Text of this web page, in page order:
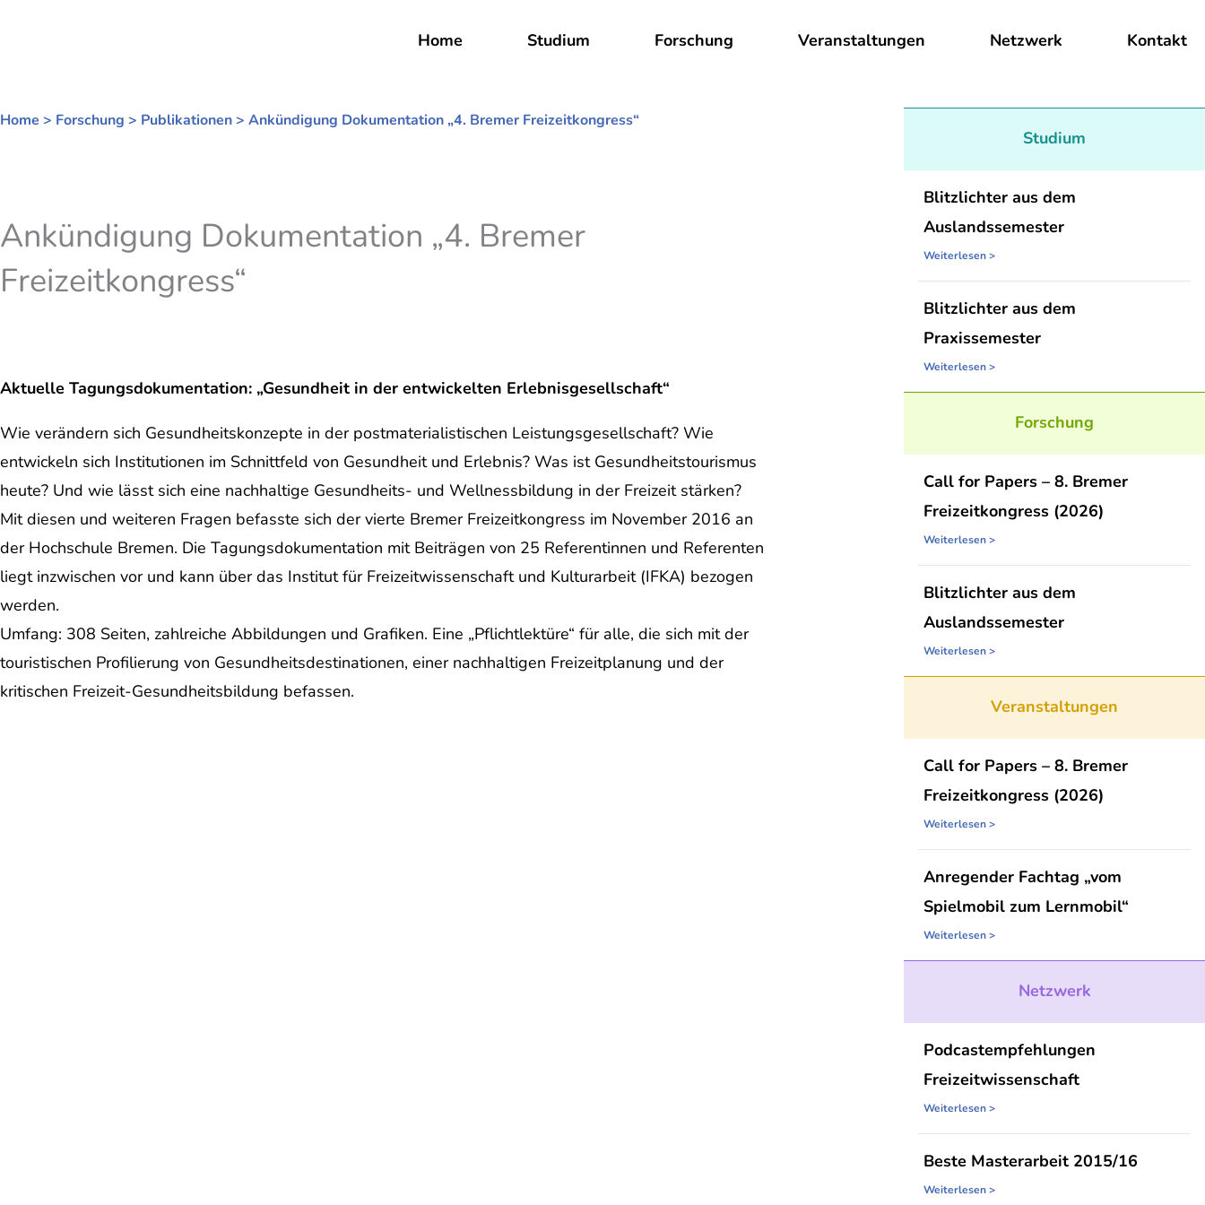
Home Studium Forschung Veranstaltungen Netzwerk Kontakt
Home > Forschung > Publikationen> Ankündigung Dokumentation „4. Bremer Freizeitkongress“
Ankündigung Dokumentation „4. Bremer
Freizeitkongress“
Aktuelle Tagungsdokumentation: „Gesundheit in der entwickelten Erlebnisgesellschaft“
Wie verändern sich Gesundheitskonzepte in der postmaterialistischen Leistungsgesellschaft? Wie
entwickeln sich Institutionen im Schnittfeld von Gesundheit und Erlebnis? Was ist Gesundheitstourismus
heute? Und wie lässt sich eine nachhaltige Gesundheits- und Wellnessbildung in der Freizeit stärken?
Mit diesen und weiteren Fragen befasste sich der vierte Bremer Freizeitkongress im November 2016 an
der Hochschule Bremen. Die Tagungsdokumentation mit Beiträgen von 25 Referentinnen und Referenten
liegt inzwischen vor und kann über das Institut für Freizeitwissenschaft und Kulturarbeit (IFKA) bezogen
werden.
Umfang: 308 Seiten, zahlreiche Abbildungen und Grafiken. Eine „Pflichtlektüre“ für alle, die sich mit der
touristischen Profilierung von Gesundheitsdestinationen, einer nachhaltigen Freizeitplanung und der
kritischen Freizeit-Gesundheitsbildung befassen.
Studium
Blitzlichter aus dem
Auslandssemester
Weiterlesen >
Blitzlichter aus dem
Praxissemester
Weiterlesen >
Forschung
Call for Papers – 8. Bremer
Freizeitkongress (2026)
Weiterlesen >
Blitzlichter aus dem
Auslandssemester
Weiterlesen >
Veranstaltungen
Call for Papers – 8. Bremer
Freizeitkongress (2026)
Weiterlesen >
Anregender Fachtag „vom
Spielmobil zum Lernmobil“
Weiterlesen >
Netzwerk
Podcastempfehlungen
Freizeitwissenschaft
Weiterlesen >
Beste Masterarbeit 2015/16
Weiterlesen >